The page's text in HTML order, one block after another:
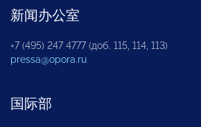
新闻办公室
+7 (495) 247 4777 (доб. 115, 114, 113)
pressa@opora.ru
国际部